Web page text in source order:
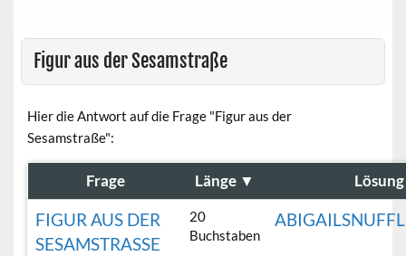
Figur aus der Sesamstraße
Hier die Antwort auf die Frage "Figur aus der
Sesamstraße":
Frage Länge ▼ Lösung
FIGUR AUS DER
SESAMSTRASSE
20
Buchstaben